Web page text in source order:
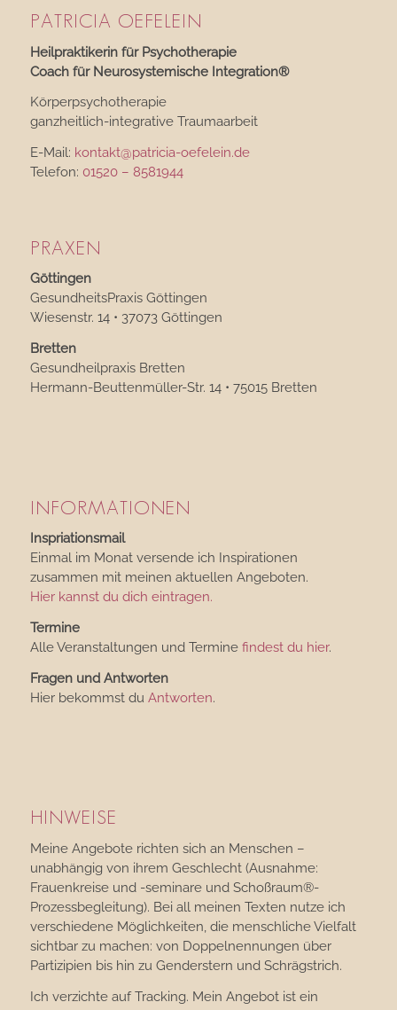
PATRICIA OEFELEIN
Heilpraktikerin für Psychotherapie
Coach für Neurosystemische Integration®
Körperpsychotherapie
ganzheitlich-integrative Traumaarbeit
E-Mail: kontakt@patricia-oefelein.de
Telefon: 01520 – 8581944
PRAXEN
Göttingen
GesundheitsPraxis Göttingen
Wiesenstr. 14 • 37073 Göttingen
Bretten
Gesundheilpraxis Bretten
Hermann-Beuttenmüller-Str. 14 • 75015 Bretten
INFORMATIONEN
Inspriationsmail
Einmal im Monat versende ich Inspirationen
zusammen mit meinen aktuellen Angeboten.
Hier kannst du dich eintragen.
Termine
Alle Veranstaltungen und Termine findest du hier.
Fragen und Antworten
Hier bekommst du Antworten.
HINWEISE
Meine Angebote richten sich an Menschen –
unabhängig von ihrem Geschlecht (Ausnahme:
Frauenkreise und -seminare und Schoßraum®-
Prozessbegleitung). Bei all meinen Texten nutze ich
verschiedene Möglichkeiten, die menschliche Vielfalt
sichtbar zu machen: von Doppelnennungen über
Partizipien bis hin zu Genderstern und Schrägstrich.
Ich verzichte auf Tracking. Mein Angebot ist ein